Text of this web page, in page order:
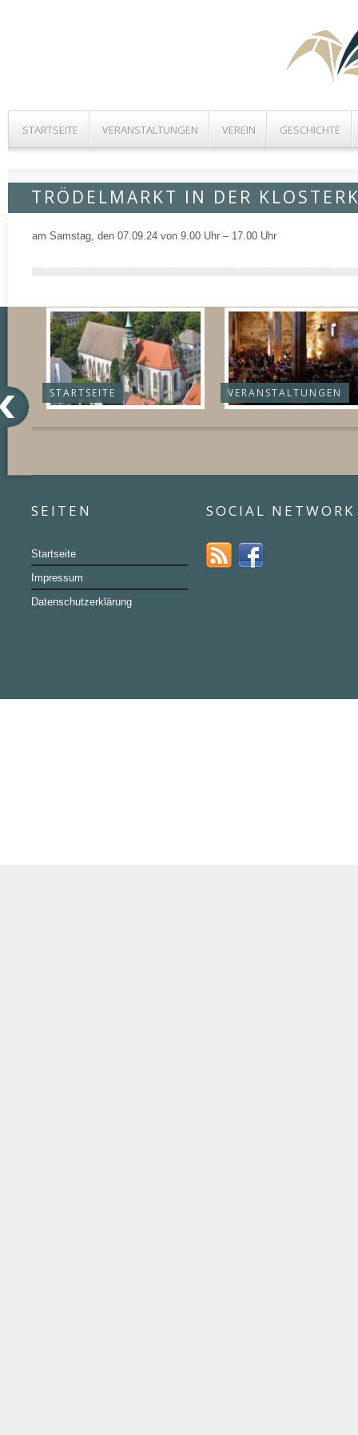
STARTSEITE VERANSTALTUNGEN VEREIN GESCHICHTE
TRÖDELMARKT IN DER
am Samstag, den 07.09.24 von 9.00 Uhr – 17.00 Uhr
STARTSEITE VERANSTALTUNGEN
SEITEN
Startseite
Impressum
Datenschutzerklärung
SOCIAL NETWORK